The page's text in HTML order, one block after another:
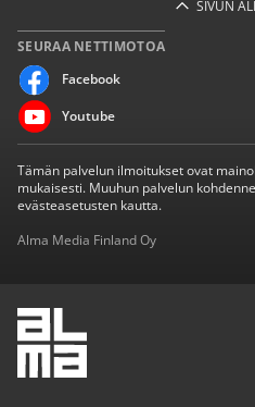
SIVUN
SEURAA NETTIMOTOA
Facebook
Youtube
Tämän palvelun ilmoitukset ovat
mukaisesti. Muuhun palvelun
evästeasetusten kautta.
Alma Media Finland Oy